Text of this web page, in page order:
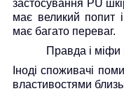
застосування PU
має великий попит
має багато переваг.
Правда і міфи
Іноді споживачі
властивостями